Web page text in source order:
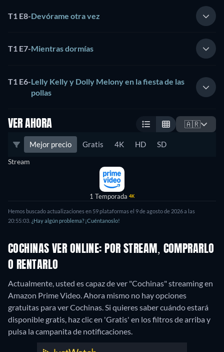
T1 E8-Devórame otra vez
T1 E7-Mientras dormías
T1 E6-Lelly Kelly y Dolly Melony en la fiesta de las
pollas
VER AHORA 🇦🇷
Mejor precio Gratis 4K HD SD
Stream
1 Temporada 4K
Hemos buscado actualizaciones en 59 plataformas el 9 de agosto de 2026 a las
20:55:03. ¿Hay algún problema? ¡Cuéntanoslo!
COCHINAS VER ONLINE: POR STREAM, COMPRARLO
O RENTARLO
Actualmente, usted es capaz de ver "Cochinas" streaming en
Amazon Prime Video.Ahora mismo no hay opciones
gratuitas para ver Cochinas. Si quieres saber cuándo estará
disponible gratis, haz clic en 'Gratis' en los filtros de arriba y
pulsa la campanita de notificaciones.